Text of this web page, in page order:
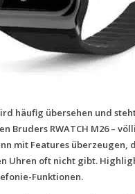
Vergleichsrechner
Tarifrechner
häufig übersehen und
Bruders RWATCH M26 –
mit Features überzeugen,
Uhren oft nicht gibt.
Funktionen.